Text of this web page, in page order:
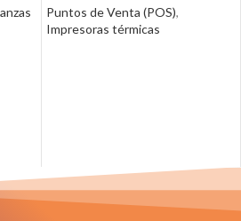
Puntos de Venta (POS),
Impresoras térmicas